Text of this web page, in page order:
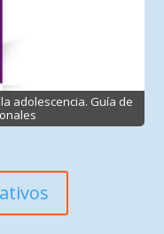
adolescencia. Guía de